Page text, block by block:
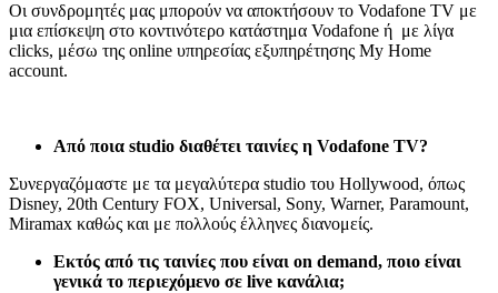
Οι συνδρομητές μας μπορούν να αποκτήσουν το Vodafone TV με
μια επίσκεψη στο κοντινότερο κατάστημα Vodafone ή με λίγα
clicks, μέσω της online υπηρεσίας εξυπηρέτησης My Home
account.
Από ποια studio διαθέτει ταινίες η Vodafone TV?
Συνεργαζόμαστε με τα μεγαλύτερα studio του Hollywood, όπως
Disney, 20th Century FOX, Universal, Sony, Warner, Paramount,
Miramax καθώς και με πολλούς έλληνες διανομείς.
Εκτός από τις ταινίες που είναι on demand, ποιο είναι
γενικά το περιεχόμενο σε live κανάλια;